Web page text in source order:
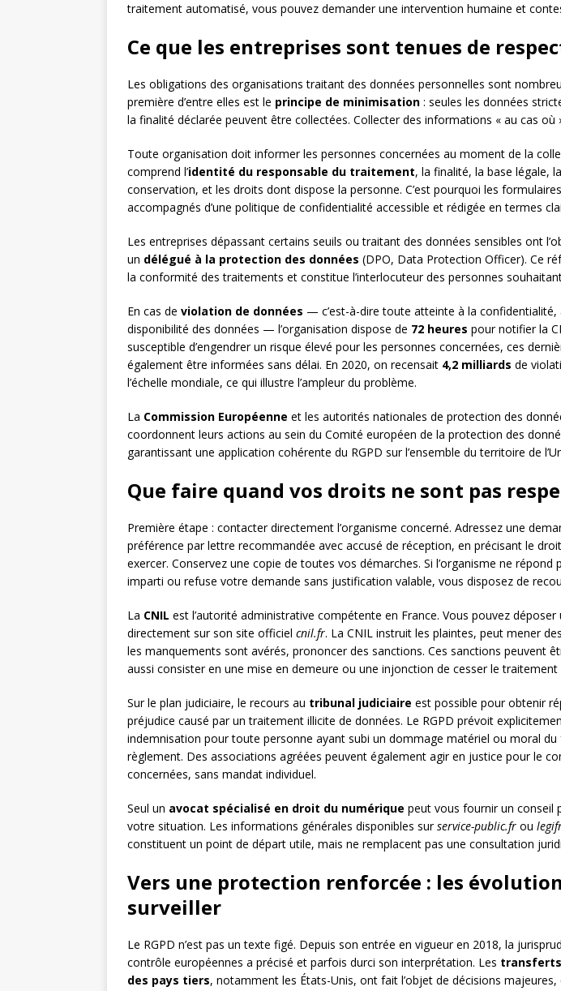
traitement automatisé, vous pouvez demander une intervention humaine et
Ce que les entreprises sont tenues de
Les obligations des organisations traitant des données personnelles sont
première d’entre elles est le principe de minimisation : seules les données
la finalité déclarée peuvent être collectées. Collecter des informations « au cas où
Toute organisation doit informer les personnes concernées au moment de la
comprend l’identité du responsable du traitement, la finalité, la base légale,
conservation, et les droits dont dispose la personne. C’est pourquoi les
accompagnés d’une politique de confidentialité accessible et rédigée en termes
Les entreprises dépassant certains seuils ou traitant des données sensibles ont
un délégué à la protection des données (DPO, Data Protection Officer). Ce
la conformité des traitements et constitue l’interlocuteur des personnes
En cas de violation de données — c’est-à-dire toute atteinte à la confidentialité,
disponibilité des données — l’organisation dispose de 72 heures pour notifier la
susceptible d’engendrer un risque élevé pour les personnes concernées, ces
également être informées sans délai. En 2020, on recensait 4,2 milliards de
l’échelle mondiale, ce qui illustre l’ampleur du problème.
La Commission Européenne et les autorités nationales de protection des
coordonnent leurs actions au sein du Comité européen de la protection des
garantissant une application cohérente du RGPD sur l’ensemble du territoire de
Que faire quand vos droits ne sont pas
Première étape : contacter directement l’organisme concerné. Adressez une
préférence par lettre recommandée avec accusé de réception, en précisant le
exercer. Conservez une copie de toutes vos démarches. Si l’organisme ne répond
imparti ou refuse votre demande sans justification valable, vous disposez de
La CNIL est l’autorité administrative compétente en France. Vous pouvez déposer
directement sur son site officiel cnil.fr. La CNIL instruit les plaintes, peut mener
les manquements sont avérés, prononcer des sanctions. Ces sanctions peuvent
aussi consister en une mise en demeure ou une injonction de cesser le traitement
Sur le plan judiciaire, le recours au tribunal judiciaire est possible pour obtenir
préjudice causé par un traitement illicite de données. Le RGPD prévoit
indemnisation pour toute personne ayant subi un dommage matériel ou moral du
règlement. Des associations agréées peuvent également agir en justice pour le
concernées, sans mandat individuel.
Seul un avocat spécialisé en droit du numérique peut vous fournir un conseil
votre situation. Les informations générales disponibles surservice-public.fr ou
constituent un point de départ utile, mais ne remplacent pas une consultation
Vers une protection renforcée : les
surveiller
Le RGPD n’est pas un texte figé. Depuis son entrée en vigueur en 2018, la
contrôle européennes a précisé et parfois durci son interprétation. Les transferts
des pays tiers, notamment les États-Unis, ont fait l’objet de décisions majeures,